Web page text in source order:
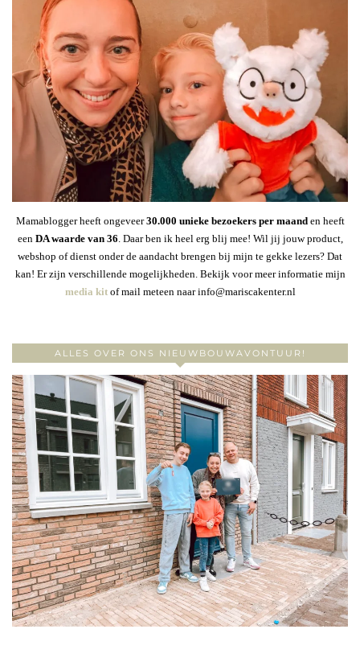
Mamablogger heeft ongeveer30.000 unieke bezoekers per maanden heeft
een DA waarde van 36 . Daar ben ik heel erg blij mee! Wil jij jouw product,
webshop of dienst onder de aandacht brengen bij mijn te gekke lezers? Dat
kan! Er zijn verschillende mogelijkheden. Bekijk voor meer informatie mijn
media kitof mail meteen naar info@mariscakenter.nl
ALLES OVER ONS NIEUWBOUWAVONTUUR!